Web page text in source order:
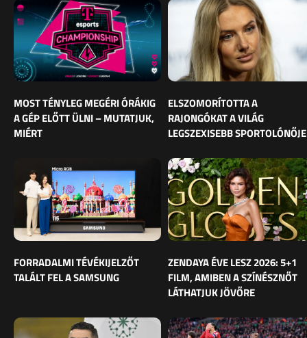
MOST TÉNYLEG MEGÉRI ÓRÁKIG
A GÉP ELŐTT ÜLNI – MUTATJUK,
MIÉRT
ELSZOMORÍTOTTA A
RAJONGÓKAT A VILÁG
LEGSZEXISEBB SPORTOLÓNŐJE
FORRADALMI TÉVÉKIJELZŐT
TALÁLT FEL A SAMSUNG
ZENDAYA ÉVE LESZ 2026: 5+1
FILM, AMIBEN A SZÍNÉSZNŐT
LÁTHATJUK JÖVŐRE